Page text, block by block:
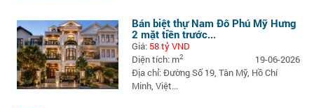
Bán biệt thự Nam Đô Phú Mỹ Hưng
2 mặt tiền trước...
Giá: 58 tỷ VND
Diện tích: m2
19-06-2026
Địa chỉ: Đường Số 19, Tân Mỹ, Hồ Chí
Minh, Việt...